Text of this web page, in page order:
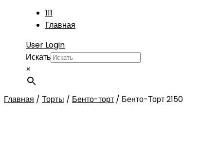
111
Главная
User Login
Искать
×
Главная / Торты / Бенто-торт / Бенто-Торт 2150